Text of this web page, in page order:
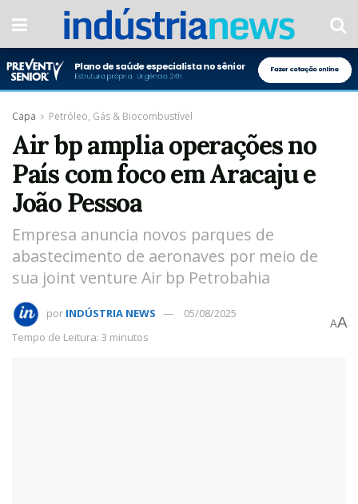
Capa Petróleo, Gás & Biocombustível
Air bp amplia operações no
País com foco em Aracaju e
João Pessoa
Empresa anuncia novos parques de
abastecimento de aeronaves por meio de
sua joint venture Air bp Petrobahia
por INDÚSTRIA NEWS
05/08/2025
Tempo de Leitura: 3 minutos
AA